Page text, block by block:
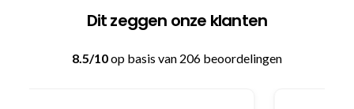
Dit zeggen onze klanten
8.5/10op basis van 206 beoordelingen